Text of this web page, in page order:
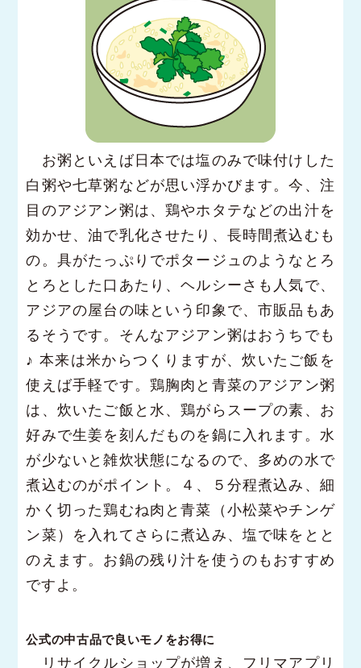
お粥といえば日本では塩のみで味付けした
白粥や七草粥などが思い浮かびます。今、注
目のアジアン粥は、鶏やホタテなどの出汁を
効かせ、油で乳化させたり、長時間煮込むも
の。具がたっぷりでポタージュのようなとろ
とろとした口あたり、ヘルシーさも人気で、
アジアの屋台の味という印象で、市販品もあ
るそうです。そんなアジアン粥はおうちでも
♪ 本来は米からつくりますが、炊いたご飯を
使えば手軽です。鶏胸肉と青菜のアジアン粥
は、炊いたご飯と水、鶏がらスープの素、お
好みで生姜を刻んだものを鍋に入れます。水
が少ないと雑炊状態になるので、多めの水で
煮込むのがポイント。４、５分程煮込み、細
かく切った鶏むね肉と青菜（小松菜やチンゲ
ン菜）を入れてさらに煮込み、塩で味をとと
のえます。お鍋の残り汁を使うのもおすすめ
ですよ。
公式の中古品で良いモノをお得に
リサイクルショップが増え、フリマアプリ